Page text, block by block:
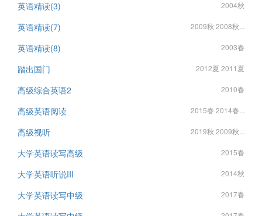
英语精读(3) 2004秋
英语精读(7) 2009秋 2008秋...
英语精读(8) 2003春
踏出国门 2012夏 2011夏
高级综合英语2 2010春
高级英语阅读 2015春 2014春...
高级视听 2019秋 2009秋...
大学英语读写高级 2015春
大学英语听说III 2014秋
大学英语读写中级 2017春